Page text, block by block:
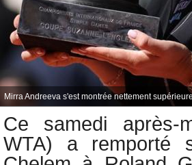
Mirra Andreeva s'est montrée nettement
Ce samedi après-
WTA) a remporté